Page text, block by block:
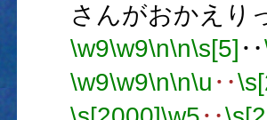
さんがおかえり
\w9\w9\n\n\s[5] ‥
\w9\w9\n\n\u ‥